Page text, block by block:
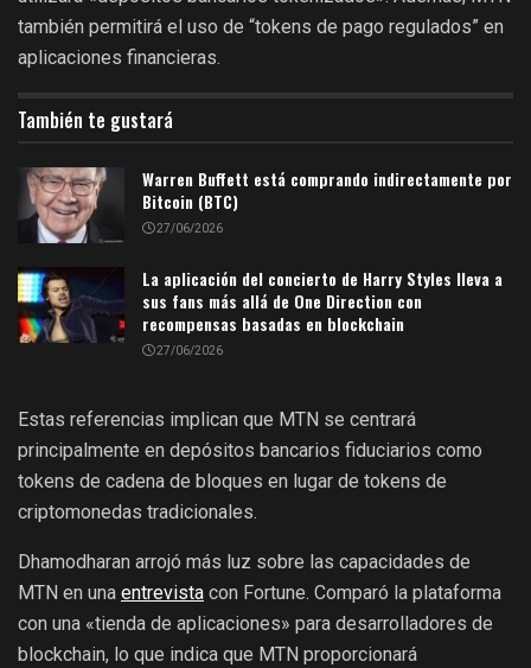
también permitirá el uso de “tokens de pago regulados” en
aplicaciones financieras.
También te gustará
Warren Buffett está comprando indirectamente por
Bitcoin (BTC)
27/06/2026
La aplicación del concierto de Harry Styles lleva a
sus fans más allá de One Direction con
recompensas basadas en blockchain
27/06/2026
Estas referencias implican que MTN se centrará
principalmente en depósitos bancarios fiduciarios como
tokens de cadena de bloques en lugar de tokens de
criptomonedas tradicionales.
Dhamodharan arrojó más luz sobre las capacidades de
MTN en una entrevista con Fortune. Comparó la plataforma
con una «tienda de aplicaciones» para desarrolladores de
blockchain, lo que indica que MTN proporcionará